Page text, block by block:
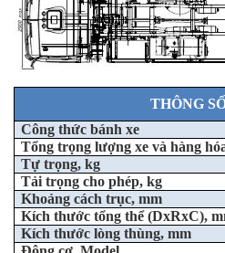
THÔNG
Công thức bánh xe
Tổng trọng lượng xe và hàng
Tự trọng, kg
Tải trọng cho phép, kg
Khoảng cách trục, mm
Kích thước tổng thể (DxRxC),
Kích thước lòng thùng, mm